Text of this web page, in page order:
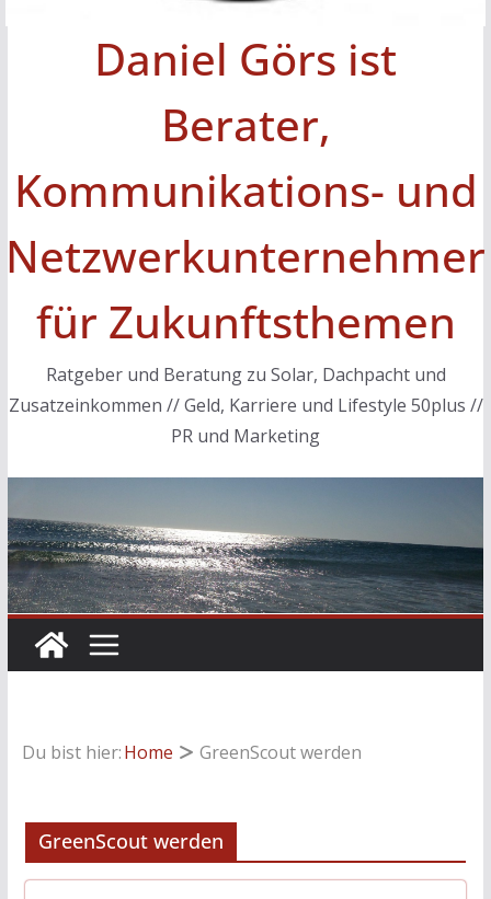
Daniel Görs ist
Berater,
Kommunikations- und
Netzwerkunternehmer
für Zukunftsthemen
Ratgeber und Beratung zu Solar, Dachpacht und
Zusatzeinkommen // Geld, Karriere und Lifestyle 50plus //
PR und Marketing
Du bist hier:Home GreenScout werden
GreenScout werden